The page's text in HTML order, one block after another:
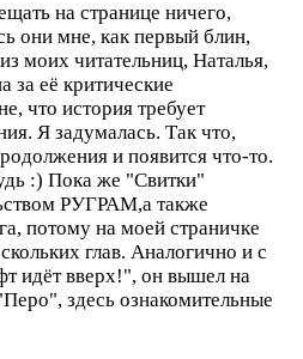
на странице ничего,
они мне, как первый блин,
моих читательниц, Наталья,
за её критические
что история требует
Я задумалась. Так что,
и появится что-то.
:) Пока же "Свитки"
РУГРАМ,а также
потому на моей страничке
глав. Аналогично и с
идёт вверх!", он вышел на
здесь ознакомительные